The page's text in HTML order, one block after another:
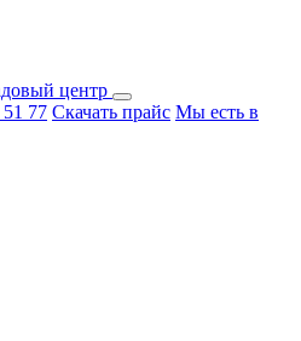
центр
77 Скачать прайс Мы есть в